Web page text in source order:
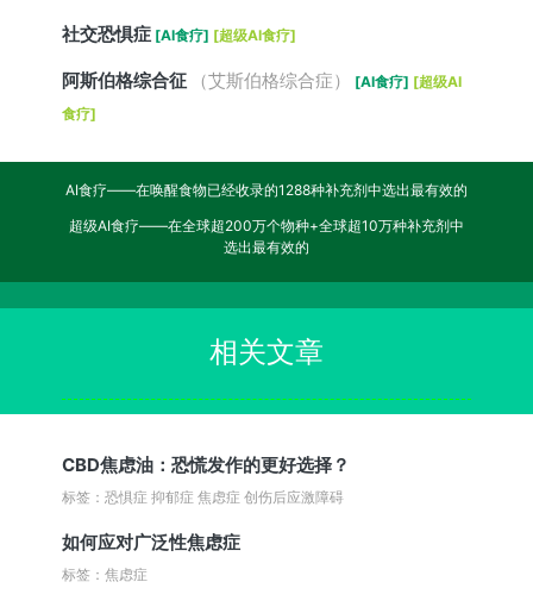
社交恐惧症 [AI食疗] [超级AI食疗]
阿斯伯格综合征 （艾斯伯格综合症） [AI食疗] [超级AI
食疗]
AI食疗——在唤醒食物已经收录的1288种补充剂中选出最有效的
超级AI食疗——在全球超200万个物种+全球超10万种补充剂中
选出最有效的
相关文章
CBD焦虑油：恐慌发作的更好选择？
标签：恐惧症 抑郁症 焦虑症 创伤后应激障碍
如何应对广泛性焦虑症
标签：焦虑症